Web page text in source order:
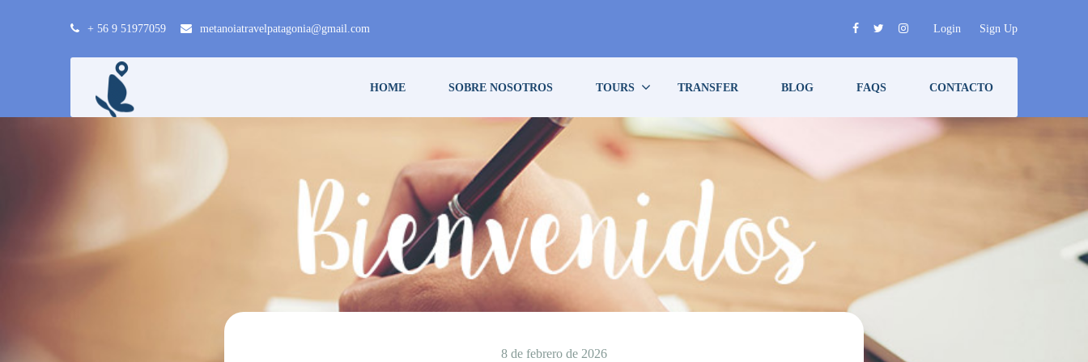
+ 56 9 51977059 metanoiatravelpatagonia@gmail.com Login Sign Up
HOME SOBRE NOSOTROS TOURS TRANSFER BLOG FAQS CONTACTO
8 de febrero de 2026